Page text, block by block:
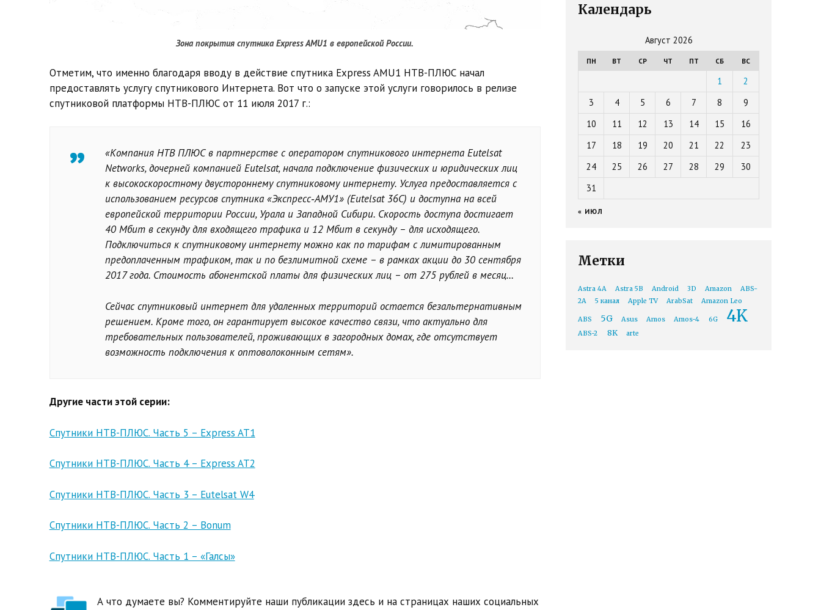
Зона покрытия спутника Express AMU1 в европейской России.
Отметим, что именно благодаря вводу в действие спутника Express AMU1 НТВ-ПЛЮС начал
предоставлять услугу спутникового Интернета. Вот что о запуске этой услуги говорилось в релизе
спутниковой платформы НТВ-ПЛЮС от 11 июля 2017 г.:
«Компания НТВ ПЛЮС в партнерстве с оператором спутникового интернета Eutelsat
Networks, дочерней компанией Eutelsat, начала подключение физических и юридических лиц
к высокоскоростному двустороннему спутниковому интернету. Услуга предоставляется с
использованием ресурсов спутника «Экспресс‑АМУ1» (Eutelsat 36C) и доступна на всей
европейской территории России, Урала и Западной Сибири. Скорость доступа достигает
40 Мбит в секунду для входящего трафика и 12 Мбит в секунду – для исходящего.
Подключиться к спутниковому интернету можно как по тарифам с лимитированным
предоплаченным трафиком, так и по безлимитной схеме – в рамках акции до 30 сентября
2017 года. Стоимость абонентской платы для физических лиц – от 275 рублей в месяц…
Сейчас спутниковый интернет для удаленных территорий остается безальтернативным
решением. Кроме того, он гарантирует высокое качество связи, что актуально для
требовательных пользователей, проживающих в загородных домах, где отсутствует
возможность подключения к оптоволоконным сетям».
Другие части этой серии:
Спутники НТВ-ПЛЮС. Часть 5 – Express AT1
Спутники НТВ-ПЛЮС. Часть 4 – Express AT2
Спутники НТВ-ПЛЮС. Часть 3 – Eutelsat W4
Спутники НТВ-ПЛЮС. Часть 2 – Bonum
Спутники НТВ-ПЛЮС. Часть 1 – «Галсы»
А что думаете вы? Комментируйте наши публикации здесь и на страницах наших социальных
Календарь
Август 2026
ПН ВТ СР ЧТ ПТ СБ ВС
1
2
3
4 5 6 7 8
9
10
11 12 13 14 15
16
17
18 19 20 21 22
23
24
25 26 27 28 29
30
31
« ИЮЛ
Метки
Astra 4A Astra 5B Android 3D Amazon
ABS-
2A
5 канал Apple TV ArabSat Amazon Leo
ABS 5G Asus Amos Amos-4 6G 4K
ABS-2 8K arte